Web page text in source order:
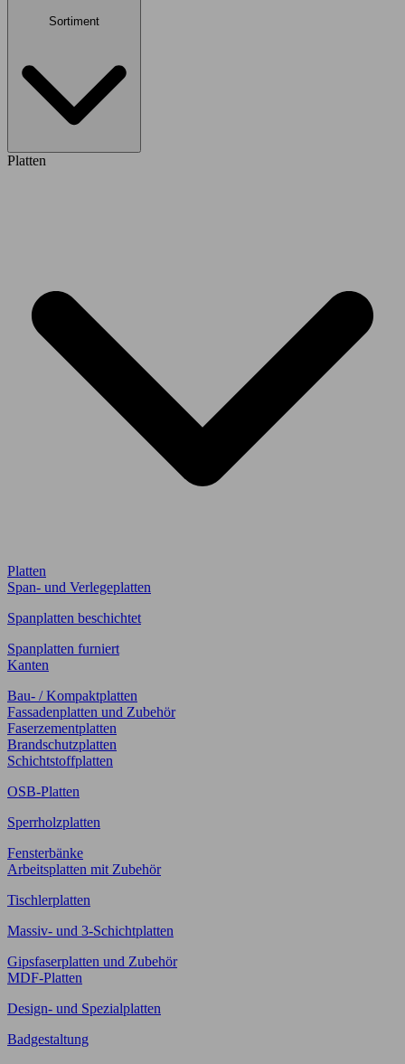
Sortiment
Platten
Platten
Span- und Verlegeplatten
Spanplatten beschichtet
Spanplatten furniert
Kanten
Bau- / Kompaktplatten
Fassadenplatten und Zubehör
Faserzementplatten
Brandschutzplatten
Schichtstoffplatten
OSB-Platten
Sperrholzplatten
Fensterbänke
Arbeitsplatten mit Zubehör
Tischlerplatten
Massiv- und 3-Schichtplatten
Gipsfaserplatten und Zubehör
MDF-Platten
Design- und Spezialplatten
Badgestaltung